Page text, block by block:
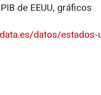
de EEUU, gráficos
datos/estados-